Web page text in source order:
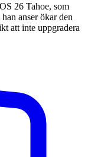
26 Tahoe, som
anser ökar den
att inte uppgradera